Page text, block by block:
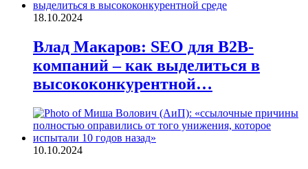
18.10.2024
Влад Макаров: SEO для B2B-
компаний – как выделиться в
высококонкурентной…
10.10.2024